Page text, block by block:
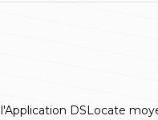
DSLocate